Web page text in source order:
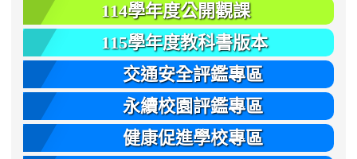
114學年度公開觀課
115學年度教科書版本
交通安全評鑑專區
永續校園評鑑專區
健康促進學校專區